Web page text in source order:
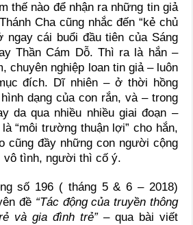
thế nào để nhận ra những tin giả
Cha cũng nhắc đến “kẻ chủ
ngay cái buổi đầu tiên của Sáng
Thần Cám Dỗ. Thì ra là hắn –
chuyên nghiệp loan tin giả – luôn
đích. Dĩ nhiên – ở thời hồng
dạng của con rắn, và – trong
da qua nhiều nhiều giai đoạn –
“môi trường thuận lợi” cho hắn,
cũng đầy những con người cộng
vô tình, người thì cố ý.
số 196 ( tháng 5 & 6 – 2018)
đề “Tác động của truyền thông
và gia đình trẻ”– qua bài viết